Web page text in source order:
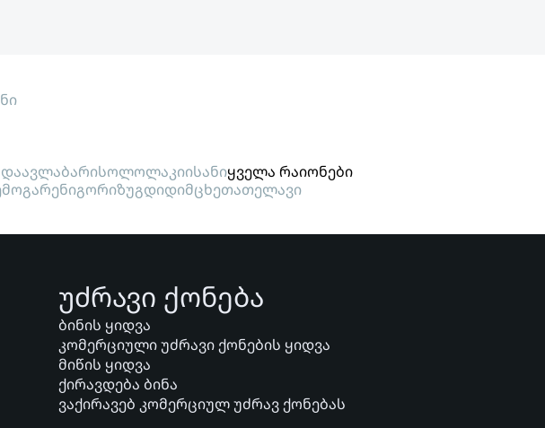
ავლაბარისოლოლაკიისანიყველა რაიონები
გორიზუგდიდიმცხეთათელავი
უძრავი ქონება
ბინის ყიდვა
კომერციული უძრავი ქონების ყიდვა
მიწის ყიდვა
ქირავდება ბინა
ვაქირავებ კომერციულ უძრავ ქონებას